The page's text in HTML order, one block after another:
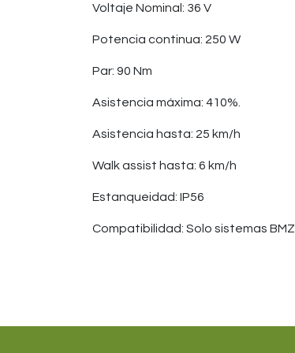
Voltaje Nominal: 36 V
Potencia continua: 250 W
Par: 90 Nm
Asistencia máxima: 410%.
Asistencia hasta: 25 km/h
Walk assist hasta: 6 km/h
Estanqueidad: IP56
Compatibilidad: Solo sistemas BMZ